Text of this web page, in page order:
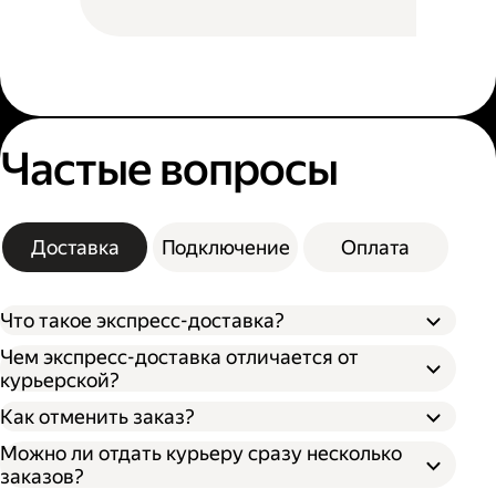
Частые вопросы
Доставка Подключение Оплата
Что такое экспресс-доставка?
Чем экспресс-доставка отличается от
курьерской?
Как отменить заказ?
Можно ли отдать курьеру сразу несколько
заказов?